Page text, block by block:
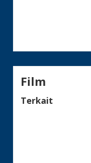
Film
Terkait